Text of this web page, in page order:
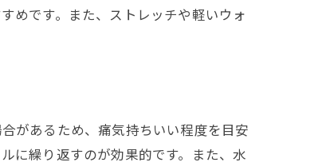
めです。また、ストレッチや軽いウォ
があるため、痛気持ちいい程度を目安
に繰り返すのが効果的です。また、水